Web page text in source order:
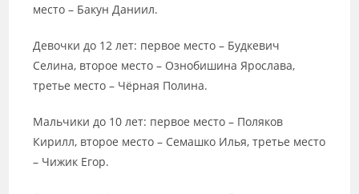
место – Бакун Даниил.
Девочки до 12 лет: первое место – Будкевич
Селина, второе место – Ознобишина Ярослава,
третье место – Чёрная Полина.
Мальчики до 10 лет: первое место – Поляков
Кирилл, второе место – Семашко Илья, третье место
– Чижик Егор.